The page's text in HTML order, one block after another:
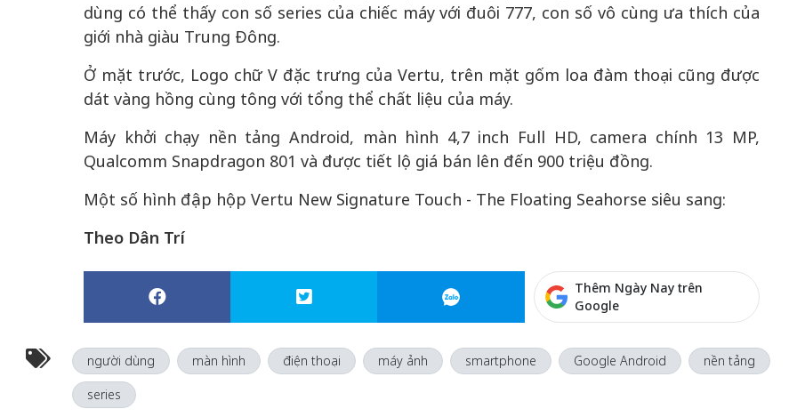
dùng có thể thấy con số series của chiếc máy với đuôi 777, con số vô cùng ưa thích của
giới nhà giàu Trung Đông.
Ở mặt trước, Logo chữ V đặc trưng của Vertu, trên mặt gốm loa đàm thoại cũng được
dát vàng hồng cùng tông với tổng thể chất liệu của máy.
Máy khởi chạy nền tảng Android, màn hình 4,7 inch Full HD, camera chính 13 MP,
Qualcomm Snapdragon 801 và được tiết lộ giá bán lên đến 900 triệu đồng.
Một số hình đập hộp Vertu New Signature Touch - The Floating Seahorse siêu sang:
Theo Dân Trí
Thêm Ngày Nay trên
Google
người dùng màn hình điện thoại máy ảnh smartphone Google Android
nền tảng
series